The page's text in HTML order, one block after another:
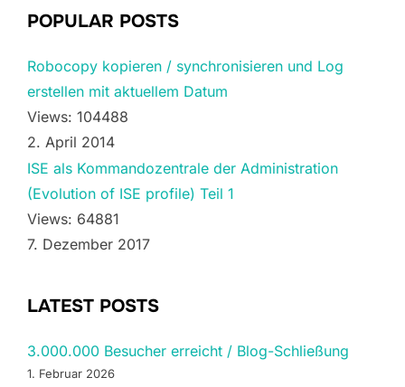
POPULAR POSTS
Robocopy kopieren / synchronisieren und Log
erstellen mit aktuellem Datum
Views: 104488
2. April 2014
ISE als Kommandozentrale der Administration
(Evolution of ISE profile) Teil 1
Views: 64881
7. Dezember 2017
LATEST POSTS
3.000.000 Besucher erreicht / Blog-Schließung
1. Februar 2026